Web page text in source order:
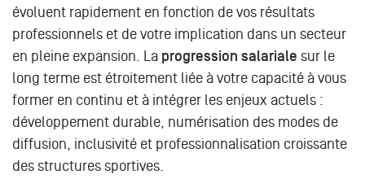
évoluent rapidement en fonction de vos résultats
professionnels et de votre implication dans un secteur
en pleine expansion. La progression salariale sur le
long terme est étroitement liée à votre capacité à vous
former en continu et à intégrer les enjeux actuels :
développement durable, numérisation des modes de
diffusion, inclusivité et professionnalisation croissante
des structures sportives.